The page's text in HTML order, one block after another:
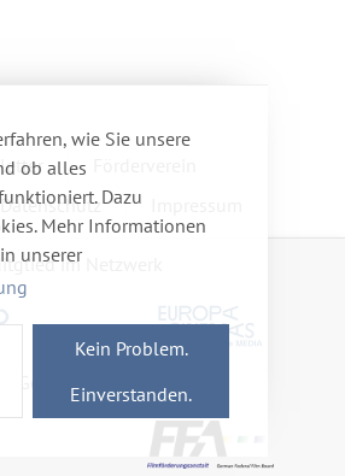
wie Sie unsere
ob alles
Dazu
Mehr Informationen
unserer
Kein Problem.
Einverstanden.
im Netzwerk
Gefördert von